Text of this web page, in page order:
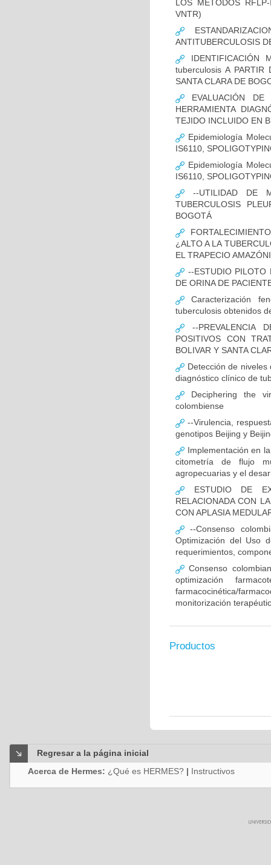
LOS MÉTODOS
VNTR)
ANTITUBERCULOSIS
IDENTIFICACIÓN
tuberculosis A PARTIR
SANTA CLARA DE
EVALUACIÓN DE
HERRAMIENTA
TEJIDO INCLUIDO EN
Epidemiología
IS6110,
Epidemiología
IS6110,
--UTILIDAD DE
TUBERCULOSIS
BOGOTÁ
¿ALTO A LA
EL TRAPECIO
--ESTUDIO PILOTO
DE ORINA DE
Caracterización
tuberculosis obtenidos
--PREVALENCIA
POSITIVOS CON
BOLIVAR Y SANTA
Detección de
diagnóstico clínico de
Deciphering the
colombiense
--Virulencia,
genotipos Beijing y
Implementación en
citometría de flujo
agropecuarias y el
ESTUDIO DE
RELACIONADA CON
CON APLASIA
--Consenso
Optimización del Uso
requerimientos,
Consenso
optimización
farmacocinética/
monitorización
Productos
Regresar a la página inicial
Acerca de Hermes: ¿Qué es HERMES? | Instructivos